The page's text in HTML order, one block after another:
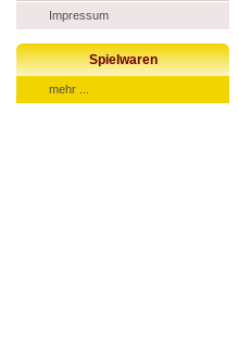
Impressum
Spielwaren
mehr ...